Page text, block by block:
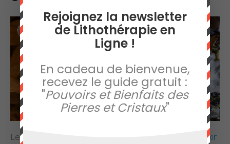
Les cristaux de magnétite peuvent être utilisés en
élixir
Rejoignez la newsletter
de Lithothérapie en
Ligne !
En cadeau de bienvenue,
recevez le guide gratuit :
"Pouvoirs et Bienfaits des
Pierres et Cristaux"